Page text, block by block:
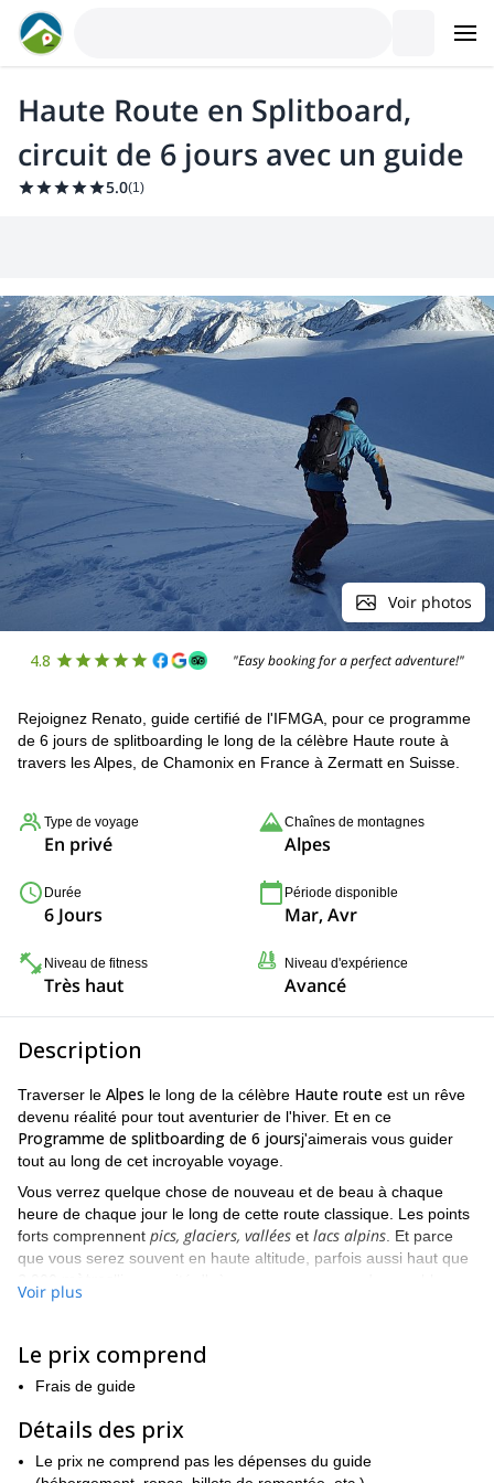
Haute Route en Splitboard,
circuit de 6 jours avec un guide
5.0(1)
Voir photos
4.8 "Easy booking for a perfect adventure!"
Rejoignez Renato, guide certifié de l'IFMGA, pour ce programme
de 6 jours de splitboarding le long de la célèbre Haute route à
travers les Alpes, de Chamonix en France à Zermatt en Suisse.
Type de voyage
En privé
Chaînes de montagnes
Alpes
Durée
6 Jours
Période disponible
Mar, Avr
Niveau de fitness
Très haut
Niveau d'expérience
Avancé
Description
Traverser le Alpes le long de la célèbre Haute route est un rêve
devenu réalité pour tout aventurier de l'hiver. Et en ce
Programme de splitboarding de 6 joursj'aimerais vous guider
tout au long de cet incroyable voyage.
Vous verrez quelque chose de nouveau et de beau à chaque
heure de chaque jour le long de cette route classique. Les points
forts comprennent pics, glaciers, vallées et lacs alpins . Et parce
que vous serez souvent en haute altitude, parfois aussi haut que
presque magique.
Chamonix, nous ferons notre chemin jusqu'à
Vous aurez l'occasion de voir de nombreux
montagnes les plus célèbres en chemin, de
m)à laCervin (4 478 m)
Depuis le
offre une telle récompense en termes de
ce que vous verrez, le coût physique est tout aussi important. Ce
Voir plus
Le prix comprend
Frais de guide
Détails des prix
Le prix ne comprend pas les dépenses du guide